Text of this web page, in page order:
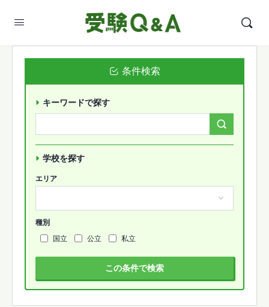
条件検索
キーワードで探す
学校を探す
エリア
種別
国立
公立 私立
この条件で検索